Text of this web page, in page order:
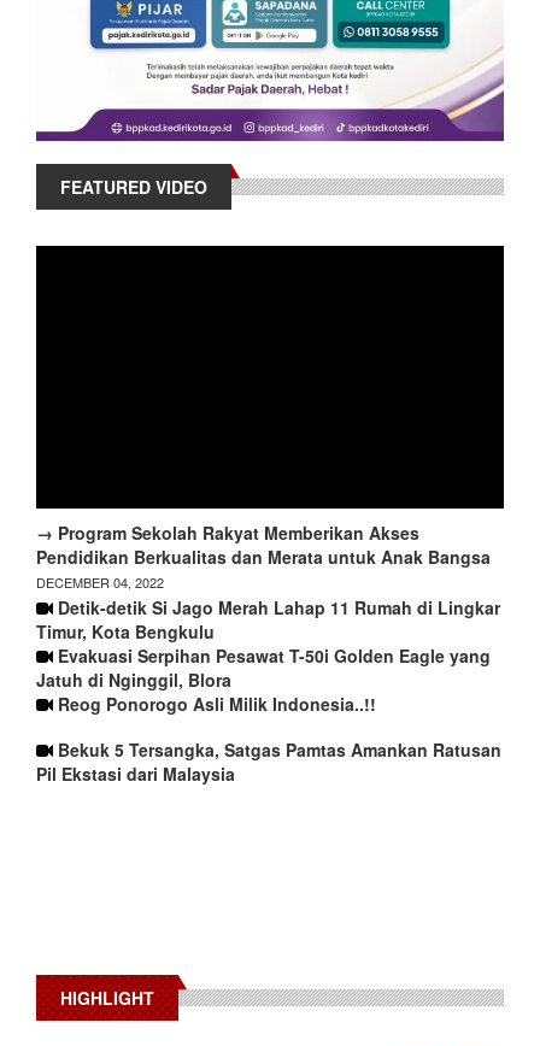
FEATURED VIDEO
→ Program Sekolah Rakyat Memberikan Akses
Pendidikan Berkualitas dan Merata untuk Anak Bangsa
DECEMBER 04, 2022
Detik-detik Si Jago Merah Lahap 11 Rumah di Lingkar
Timur, Kota Bengkulu
Evakuasi Serpihan Pesawat T-50i Golden Eagle yang
Jatuh di Nginggil, Blora
Reog Ponorogo Asli Milik Indonesia..!!
Bekuk 5 Tersangka, Satgas Pamtas Amankan Ratusan
Pil Ekstasi dari Malaysia
HIGHLIGHT